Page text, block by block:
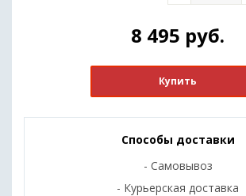
8 495 руб.
Купить
Способы доставки
- Самовывоз
- Курьерская доставка